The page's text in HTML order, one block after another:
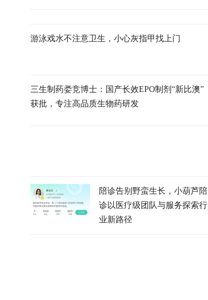
游泳戏水不注意卫生，小心灰指甲找上门
三生制药娄竞博士：国产长效EPO制剂“新比澳”
获批，专注高品质生物药研发
陪诊告别野蛮生长，小葫芦陪
诊以医疗级团队与服务探索行
业新路径